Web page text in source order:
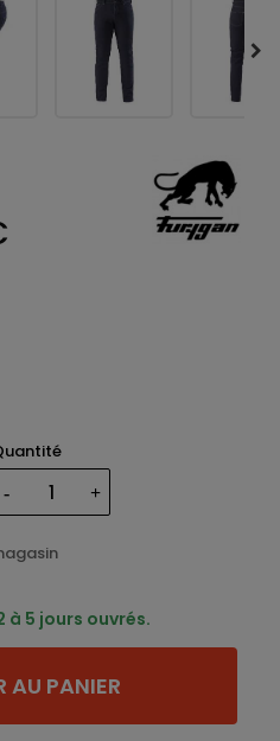
à 5 jours ouvrés.
AU PANIER